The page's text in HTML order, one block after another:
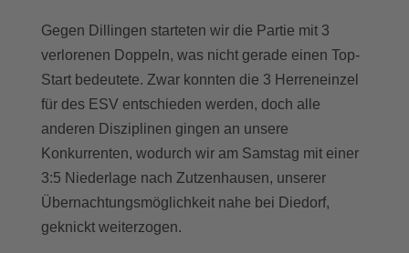
Gegen Dillingen starteten wir die Partie mit 3
verlorenen Doppeln, was nicht gerade einen Top-
Start bedeutete. Zwar konnten die 3 Herreneinzel
für des ESV entschieden werden, doch alle
anderen Disziplinen gingen an unsere
Konkurrenten, wodurch wir am Samstag mit einer
3:5 Niederlage nach Zutzenhausen, unserer
Übernachtungsmöglichkeit nahe bei Diedorf,
geknickt weiterzogen.